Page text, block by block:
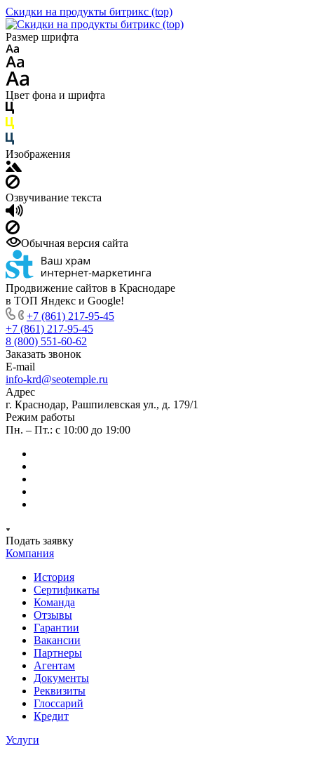
Скидки на продукты битрикс (top)
Размер шрифта
Цвет фона и шрифта
Изображения
Озвучивание текста
Обычная версия сайта
Продвижение сайтов в Краснодаре
в ТОП Яндекс и Google!
+7 (861) 217-95-45
+7 (861) 217-95-45
8 (800) 551-60-62
Заказать звонок
E-mail
info-krd@seotemple.ru
Адрес
г. Краснодар, Рашпилевская ул., д. 179/1
Режим работы
Пн. – Пт.: с 10:00 до 19:00
Подать заявку
Компания
История
Сертификаты
Команда
Отзывы
Гарантии
Вакансии
Партнеры
Агентам
Документы
Реквизиты
Глоссарий
Кредит
Услуги